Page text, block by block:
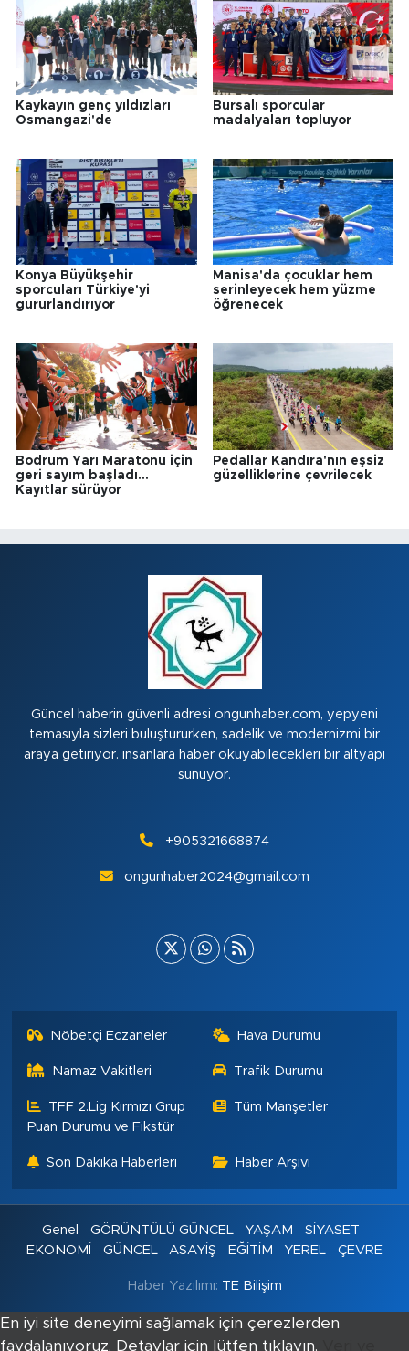
Kaykayın genç yıldızları
Osmangazi'de
Bursalı sporcular
madalyaları topluyor
Konya Büyükşehir
sporcuları Türkiye'yi
gururlandırıyor
Manisa'da çocuklar hem
serinleyecek hem yüzme
öğrenecek
Bodrum Yarı Maratonu için
geri sayım başladı...
Kayıtlar sürüyor
Pedallar Kandıra'nın eşsiz
güzelliklerine çevrilecek
Güncel haberin güvenli adresi ongunhaber.com, yepyeni
temasıyla sizleri buluştururken, sadelik ve modernizmi bir
araya getiriyor. insanlara haber okuyabilecekleri bir altyapı
sunuyor.
+905321668874
ongunhaber2024@gmail.com
Nöbetçi Eczaneler Hava Durumu
Namaz Vakitleri Trafik Durumu
TFF 2.Lig Kırmızı Grup
Puan Durumu ve Fikstür
Tüm Manşetler
Son Dakika Haberleri Haber Arşivi
Genel GÖRÜNTÜLÜ GÜNCEL YAŞAM
SİYASET
EKONOMİ
GÜNCEL ASAYİŞ EĞİTİM YEREL ÇEVRE
Haber Yazılımı: TE Bilişim
En iyi site deneyimi sağlamak için çerezlerden
faydalanıyoruz. Detaylar için lütfen tıklayın.